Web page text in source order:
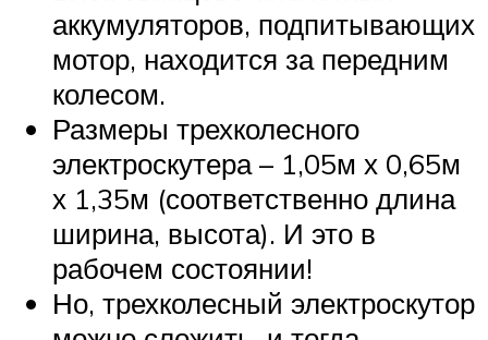
аккумуляторов, подпитывающих
мотор, находится за передним
колесом.
Размеры трехколесного
электроскутера – 1,05м х 0,65м
х 1,35м (соответственно длина
ширина, высота). И это в
рабочем состоянии!
Но, трехколесный электроскутор